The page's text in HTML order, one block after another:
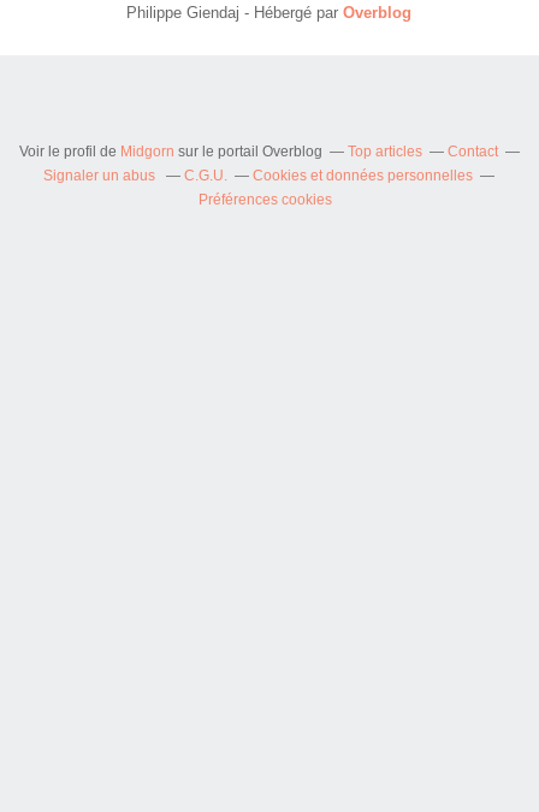
Philippe Giendaj - Hébergé parOverblog
Voir le profil de Midgorn sur le portail Overblog Top articles
Contact
Signaler un abus
C.G.U.
Cookies et données personnelles
Préférences cookies